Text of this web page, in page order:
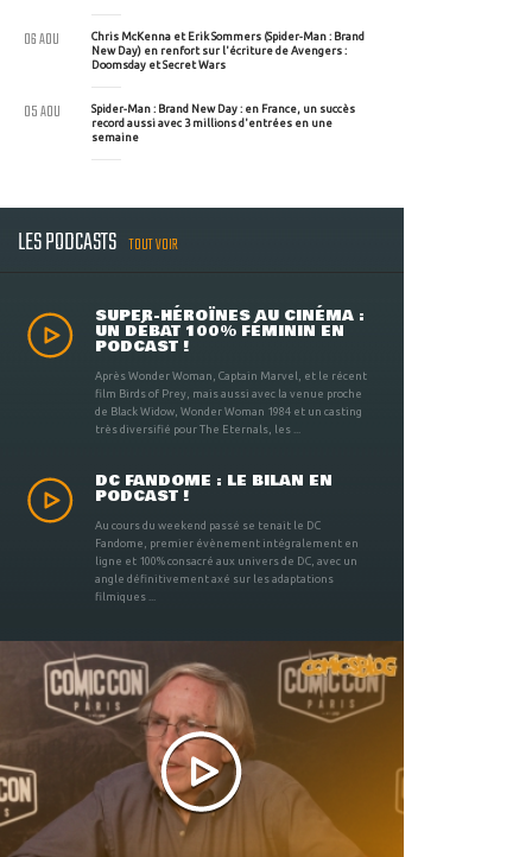
Chris McKenna et Erik Sommers (Spider-Man : Brand
New Day) en renfort sur l'écriture de Avengers :
Doomsday et Secret Wars
06 AOU
Spider-Man : Brand New Day : en France, un succès
record aussi avec 3 millions d'entrées en une
semaine
05 AOU
LES PODCASTS TOUT VOIR
SUPER-HÉROÏNES AU CINÉMA :
UN DÉBAT 100% FÉMININ EN
PODCAST !
Après Wonder Woman, Captain Marvel, et le récent
film Birds of Prey, mais aussi avec la venue proche
de Black Widow, Wonder Woman 1984 et un casting
très diversifié pour The Eternals, les ...
DC FANDOME : LE BILAN EN
PODCAST !
Au cours du weekend passé se tenait le DC
Fandome, premier évènement intégralement en
ligne et 100% consacré aux univers de DC, avec un
angle définitivement axé sur les adaptations
filmiques ...